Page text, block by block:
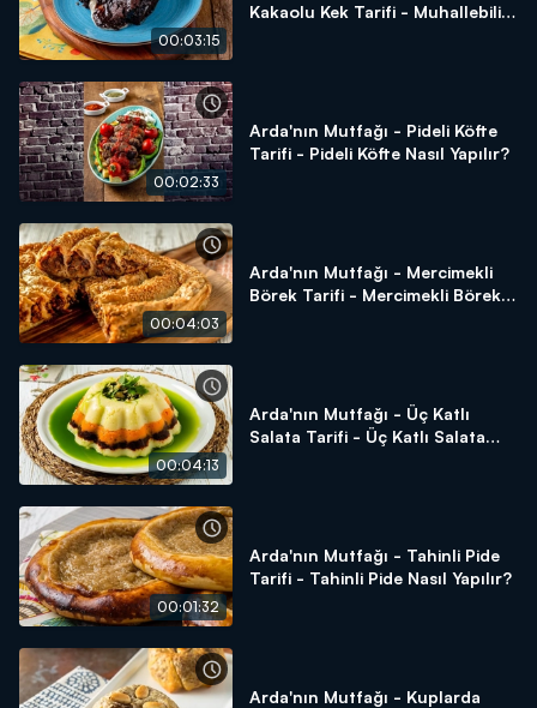
00:03:15
Kakaolu Kek Tarifi - Muhallebili
00:02:33
Arda'nın Mutfağı - Pideli Köfte
Tarifi - Pideli Köfte Nasıl Yapılır?
00:04:03
Arda'nın Mutfağı - Mercimekli
Börek Tarifi - Mercimekli Börek
00:04:13
Arda'nın Mutfağı - Üç Katlı
Salata Tarifi - Üç Katlı Salata
00:01:32
Arda'nın Mutfağı - Tahinli Pide
Tarifi - Tahinli Pide Nasıl Yapılır?
Arda'nın Mutfağı - Kuplarda